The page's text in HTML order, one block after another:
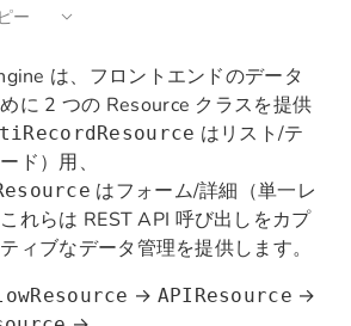
ー
は、フロントエンドのデータ
に 2 つの Resource クラスを提供
はリスト/テ
ド）用、
はフォーム/詳細（単一レ
れらは REST API 呼び出しをカプ
ィブなデータ管理を提供します。
→ APIResource →